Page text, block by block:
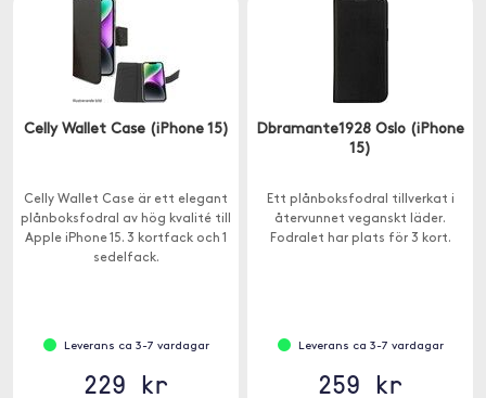
Celly Wallet Case (iPhone 15)
Celly Wallet Case är ett elegant
plånboksfodral av hög kvalité till
Apple iPhone 15. 3 kortfack och 1
sedelfack.
Leverans ca 3-7 vardagar
229 kr
Dbramante1928 Oslo (iPhone
15)
Ett plånboksfodral tillverkat i
återvunnet veganskt läder.
Fodralet har plats för 3 kort.
Leverans ca 3-7 vardagar
259 kr